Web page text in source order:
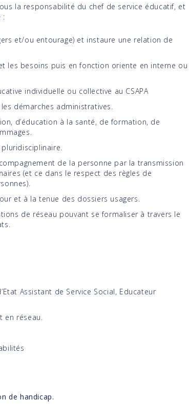
la responsabilité du chef de service éducatif, et
:
et/ou entourage) et instaure une relation de
les besoins puis en fonction oriente en interne ou
individuelle ou collective au CSAPA
démarches administratives.
d’éducation à la santé, de formation, de
pluridisciplinaire.
de la personne par la transmission
(et ce dans le respect des règles de
et à la tenue des dossiers usagers.
de réseau pouvant se formaliser à travers le
Assistant de Service Social, Educateur
en réseau.
de handicap.